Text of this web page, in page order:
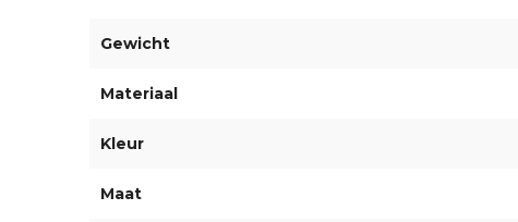
Gewicht
Materiaal
Kleur
Maat